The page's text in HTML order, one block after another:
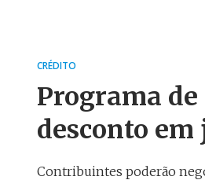
CRÉDITO
Programa de
desconto em
Contribuintes poderão